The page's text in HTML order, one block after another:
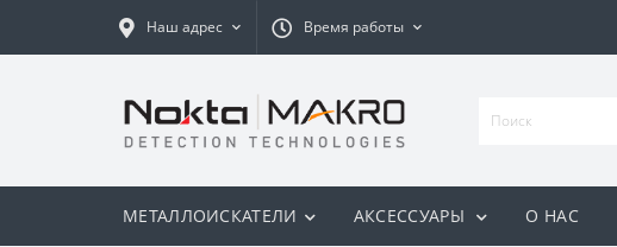
Наш адрес Время работы
МЕТАЛЛОИСКАТЕЛИ АКСЕССУАРЫ О НАС